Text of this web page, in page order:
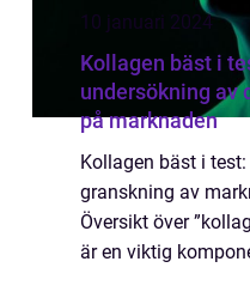
10 januari 2024
Kollagen bäst i test En
undersökning av
på marknaden
Kollagen bäst i
granskning av
Översikt över
är en viktig